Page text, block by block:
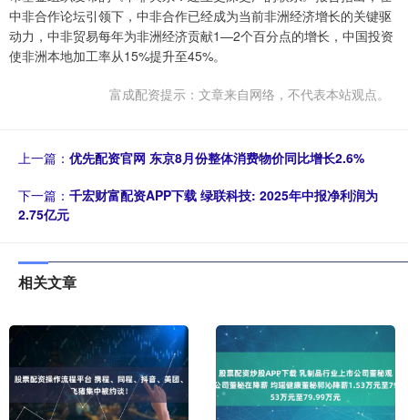
中非合作论坛引领下，中非合作已经成为当前非洲经济增长的关键驱
动力，中非贸易每年为非洲经济贡献1—2个百分点的增长，中国投资
使非洲本地加工率从15%提升至45%。
富成配资提示：文章来自网络，不代表本站观点。
上一篇： 优先配资官网 东京8月份整体消费物价同比增长2.6%
下一篇： 千宏财富配资APP下载 绿联科技: 2025年中报净利润为
2.75亿元
相关文章